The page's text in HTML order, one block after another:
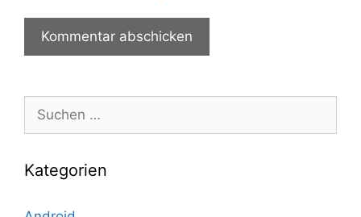
nach:
Kategorien